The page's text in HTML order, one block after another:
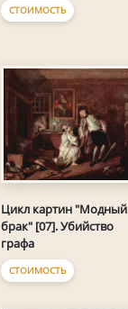
СТОИМОСТЬ
Цикл картин "Модный
брак" [07]. Убийство
графа
СТОИМОСТЬ